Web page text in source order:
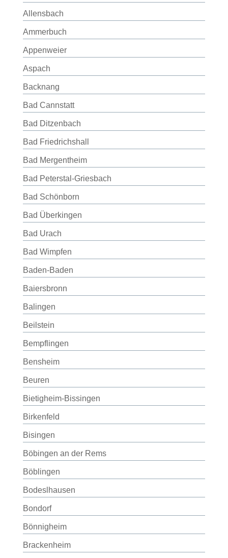
Allensbach
Ammerbuch
Appenweier
Aspach
Backnang
Bad Cannstatt
Bad Ditzenbach
Bad Friedrichshall
Bad Mergentheim
Bad Peterstal-Griesbach
Bad Schönborn
Bad Überkingen
Bad Urach
Bad Wimpfen
Baden-Baden
Baiersbronn
Balingen
Beilstein
Bempflingen
Bensheim
Beuren
Bietigheim-Bissingen
Birkenfeld
Bisingen
Böbingen an der Rems
Böblingen
Bodeslhausen
Bondorf
Bönnigheim
Brackenheim